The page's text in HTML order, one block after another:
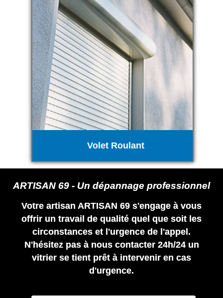
Volet Roulant
ARTISAN 69 - Un dépannage professionnel
Votre artisan ARTISAN 69 s'engage à vous
offrir un travail de qualité quel que soit les
circonstances et l'urgence de l'appel.
N'hésitez pas à nous contacter 24h/24 un
vitrier se tient prêt à intervenir en cas
d'urgence.